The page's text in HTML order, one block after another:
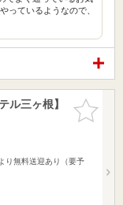
っているようなので、
お気に入
りに追加
三ヶ根】
り無料送迎あり（要予